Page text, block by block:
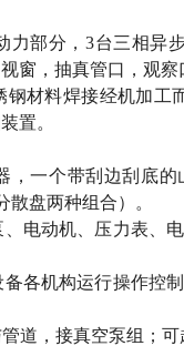
部分，3台三相异
窗，抽真管口，观
材料焊接经机加工
置。
一个带刮边刮底的
散盘两种组合）。
动机、压力表、
机构运行操作控
，接真空泵组；可